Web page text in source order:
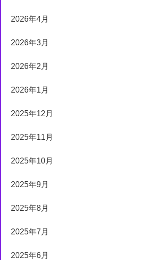
2026年4月
2026年3月
2026年2月
2026年1月
2025年12月
2025年11月
2025年10月
2025年9月
2025年8月
2025年7月
2025年6月